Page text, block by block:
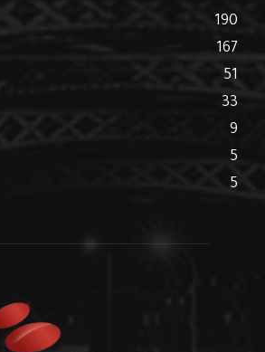
190
167
51
33
9
5
5